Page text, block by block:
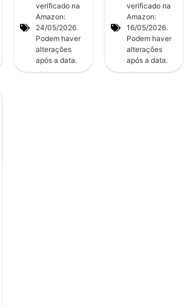
verificado na
Amazon:
24/05/2026.
Podem haver
alterações
após a data.
verificado na
Amazon:
16/05/2026.
Podem haver
alterações
após a data.